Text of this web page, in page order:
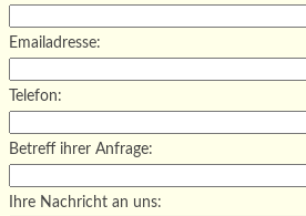
Emailadresse:
Telefon:
Betreff ihrer Anfrage:
Ihre Nachricht an uns: